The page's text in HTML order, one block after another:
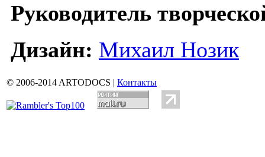
Руководитель
Дизайн: Михаил Нозик
© 2006-2014 ARTODOCS | Контакты